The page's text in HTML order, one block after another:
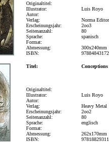
Originaltitel:
Illustrator:
Autor:
Verlag:
Erscheinungsjahr:
Seitenanzahl:
Sprache:
Format:
Abmessung:
ISBN:
Luis Royo
Norma
2oo3
80
spanisch
300x240mm
Titel:
Originaltitel:
Illustrator:
Autor:
Verlag:
Erscheinungsjahr:
Seitenanzahl:
Sprache:
Format:
Abmessung:
ISBN:
Luis Royo
Heavy Metal
2oo2
80
englisch
262x170mm